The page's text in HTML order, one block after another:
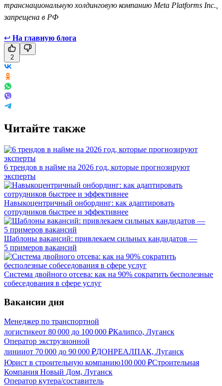
транснациональную холдинговую компанию Meta Platforms Inc.,
запрещена в РФ
↩ На главную блога
2
Читайте также
6 трендов в найме на 2026 год, которые прогнозируют
эксперты
Навыкоцентричный онбординг: как адаптировать
сотрудников быстрее и эффективнее
Шаблоны вакансий: привлекаем сильных кандидатов —
5 примеров вакансий
Система двойного отсева: как на 90% сократить бесполезные
собеседования в сфере услуг
Вакансии дня
Менеджер по транспортной
логистикеот 80 000 до 100 000 ₽Калипсо, Луганск
Оператор экструзионной
линииот 70 000 до 90 000 ₽ДОНРЕАЛПАК, Луганск
Юрист в строительную компанию100 000 ₽Строительная
Компания Новый Дом, Луганск
Оператор кутера/составитель